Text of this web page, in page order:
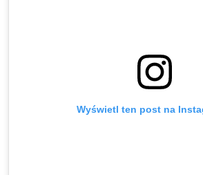
Wyświetl ten post na